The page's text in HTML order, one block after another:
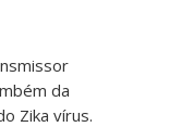
da
Zika vírus.